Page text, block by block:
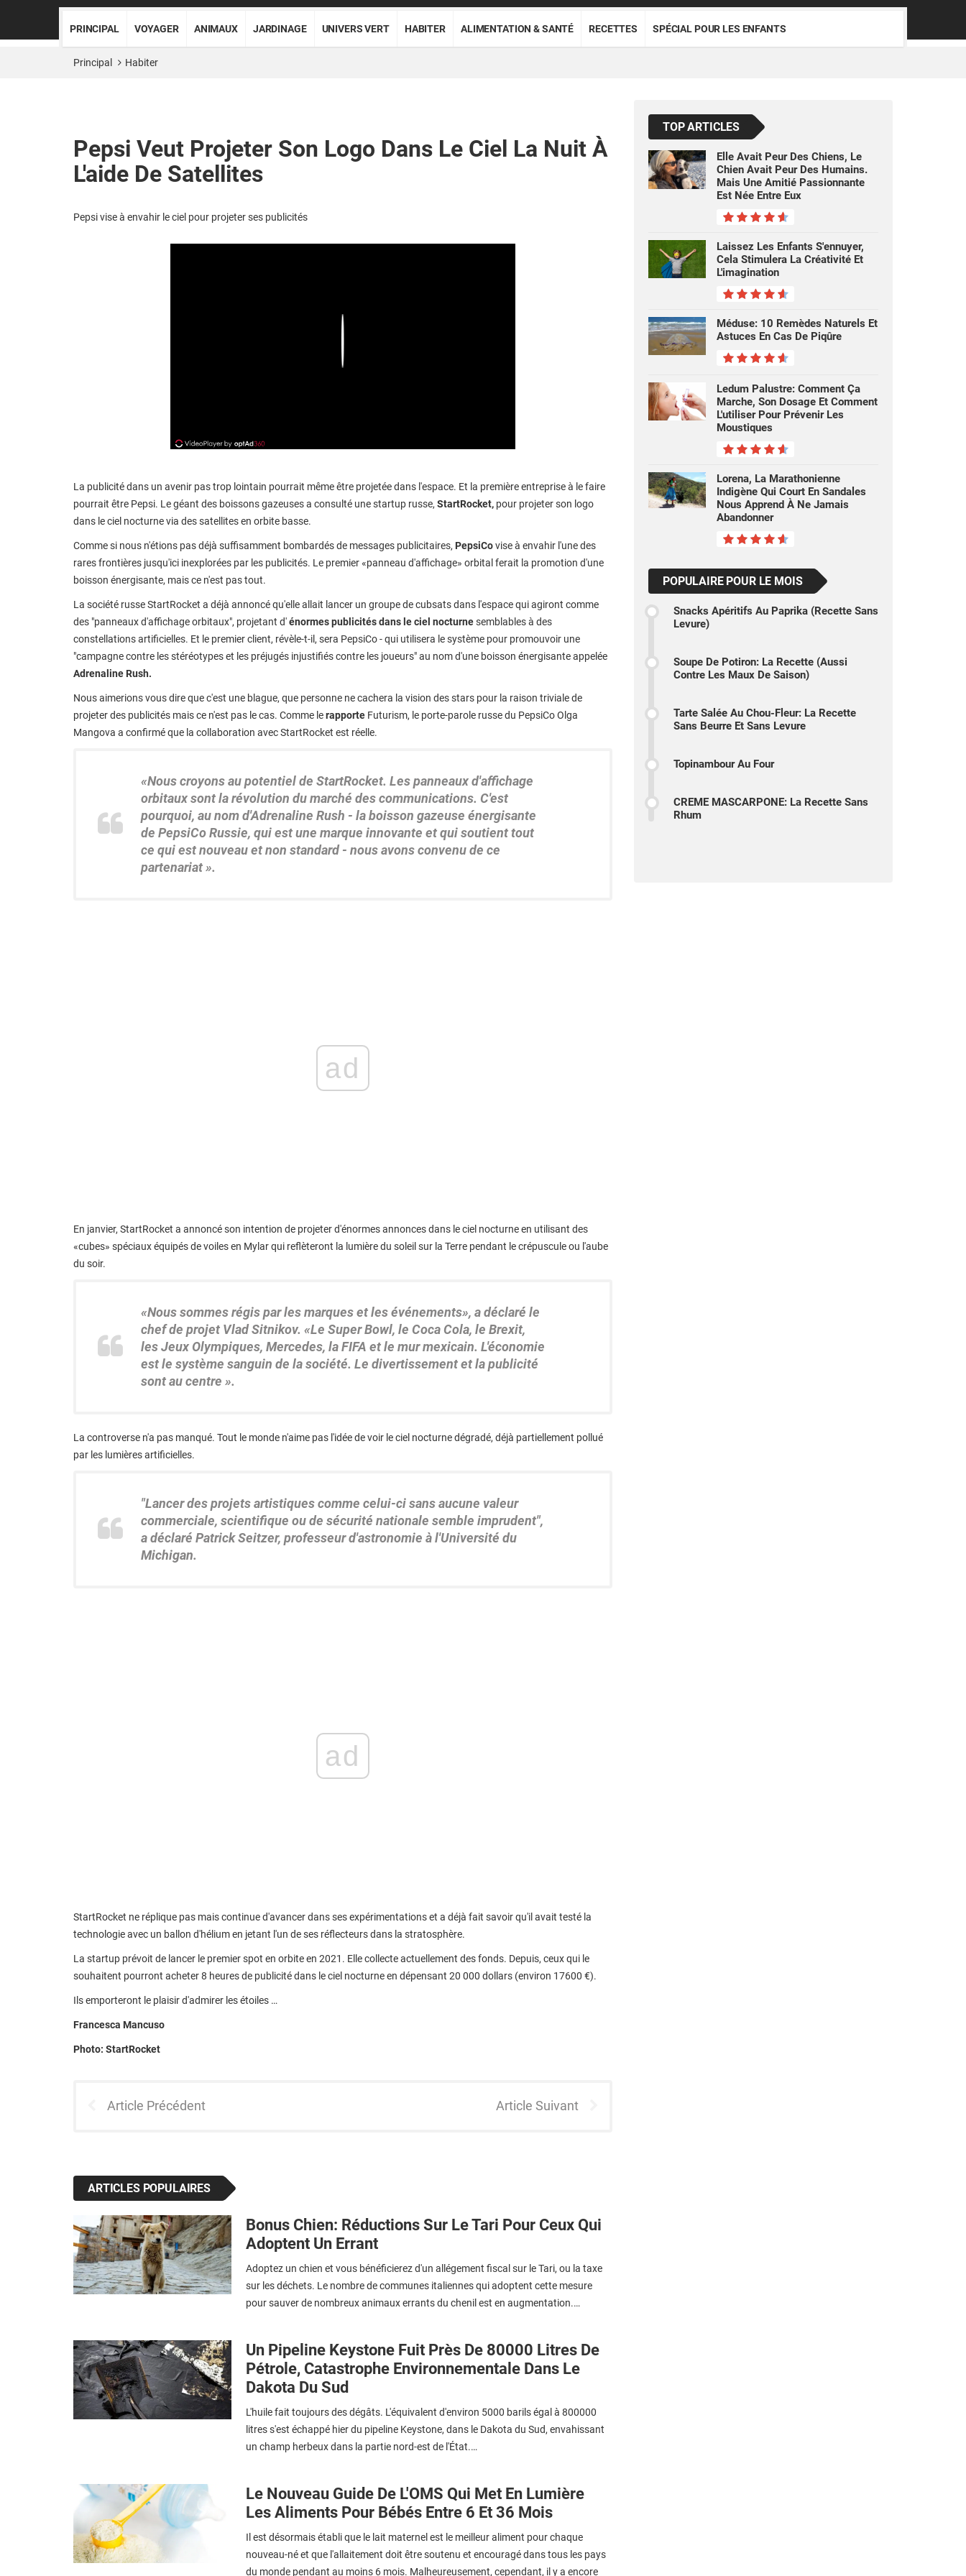
PRINCIPAL VOYAGER ANIMAUX JARDINAGE UNIVERS VERT HABITER ALIMENTATION & SANTÉ RECETTES SPÉCIAL POUR LES ENFANTS
Principal Habiter
Pepsi Veut Projeter Son Logo Dans Le Ciel La Nuit À
L'aide De Satellites
Pepsi vise à envahir le ciel pour projeter ses publicités
La publicité dans un avenir pas trop lointain pourrait même être projetée dans l'espace. Et la première entreprise à le faire
pourrait être Pepsi. Le géant des boissons gazeuses a consulté une startup russe, StartRocket, pour projeter son logo
dans le ciel nocturne via des satellites en orbite basse.
Comme si nous n'étions pas déjà suffisamment bombardés de messages publicitaires, PepsiCovise à envahir l'une des
rares frontières jusqu'ici inexplorées par les publicités. Le premier «panneau d'affichage» orbital ferait la promotion d'une
boisson énergisante, mais ce n'est pas tout.
La société russe StartRocket a déjà annoncé qu'elle allait lancer un groupe de cubsats dans l'espace qui agiront comme
des "panneaux d'affichage orbitaux", projetant d'énormes publicités dans le ciel nocturnesemblables à des
constellations artificielles. Et le premier client, révèle-t-il, sera PepsiCo - qui utilisera le système pour promouvoir une
"campagne contre les stéréotypes et les préjugés injustifiés contre les joueurs" au nom d'une boisson énergisante appelée
Adrenaline Rush.
Nous aimerions vous dire que c'est une blague, que personne ne cachera la vision des stars pour la raison triviale de
projeter des publicités mais ce n'est pas le cas. Comme lerapporte Futurism, le porte-parole russe du PepsiCo Olga
Mangova a confirmé que la collaboration avec StartRocket est réelle.
«Nous croyons au potentiel de StartRocket. Les panneaux d'affichage
orbitaux sont la révolution du marché des communications. C'est
pourquoi, au nom d'Adrenaline Rush - la boisson gazeuse énergisante
de PepsiCo Russie, qui est une marque innovante et qui soutient tout
ce qui est nouveau et non standard - nous avons convenu de ce
partenariat ».
ad
En janvier, StartRocket a annoncé son intention de projeter d'énormes annonces dans le ciel nocturne en utilisant des
«cubes» spéciaux équipés de voiles en Mylar qui reflèteront la lumière du soleil sur la Terre pendant le crépuscule ou l'aube
du soir.
«Nous sommes régis par les marques et les événements», a déclaré le
chef de projet Vlad Sitnikov. «Le Super Bowl, le Coca Cola, le Brexit,
les Jeux Olympiques, Mercedes, la FIFA et le mur mexicain. L'économie
est le système sanguin de la société. Le divertissement et la publicité
sont au centre ».
La controverse n'a pas manqué. Tout le monde n'aime pas l'idée de voir le ciel nocturne dégradé, déjà partiellement pollué
par les lumières artificielles.
"Lancer des projets artistiques comme celui-ci sans aucune valeur
commerciale, scientifique ou de sécurité nationale semble imprudent",
a déclaré Patrick Seitzer, professeur d'astronomie à l'Université du
Michigan.
ad
StartRocket ne réplique pas mais continue d'avancer dans ses expérimentations et a déjà fait savoir qu'il avait testé la
technologie avec un ballon d'hélium en jetant l'un de ses réflecteurs dans la stratosphère.
La startup prévoit de lancer le premier spot en orbite en 2021. Elle collecte actuellement des fonds. Depuis, ceux qui le
souhaitent pourront acheter 8 heures de publicité dans le ciel nocturne en dépensant 20 000 dollars (environ 17600 €).
Ils emporteront le plaisir d'admirer les étoiles …
Francesca Mancuso
Photo: StartRocket
Article Précédent Article Suivant
ARTICLES POPULAIRES
Bonus Chien: Réductions Sur Le Tari Pour Ceux Qui
Adoptent Un Errant
Adoptez un chien et vous bénéficierez d'un allégement fiscal sur le Tari, ou la taxe
sur les déchets. Le nombre de communes italiennes qui adoptent cette mesure
pour sauver de nombreux animaux errants du chenil est en augmentation.…
Un Pipeline Keystone Fuit Près De 80000 Litres De
Pétrole, Catastrophe Environnementale Dans Le
Dakota Du Sud
L'huile fait toujours des dégâts. L'équivalent d'environ 5000 barils égal à 800000
litres s'est échappé hier du pipeline Keystone, dans le Dakota du Sud, envahissant
un champ herbeux dans la partie nord-est de l'État.…
Le Nouveau Guide De L'OMS Qui Met En Lumière
Les Aliments Pour Bébés Entre 6 Et 36 Mois
Il est désormais établi que le lait maternel est le meilleur aliment pour chaque
nouveau-né et que l'allaitement doit être soutenu et encouragé dans tous les pays
du monde pendant au moins 6 mois. Malheureusement, cependant, il y a encore
TOP ARTICLES
Elle Avait Peur Des Chiens, Le
Chien Avait Peur Des Humains.
Mais Une Amitié Passionnante
Est Née Entre Eux
Laissez Les Enfants S'ennuyer,
Cela Stimulera La Créativité Et
L'imagination
Méduse: 10 Remèdes Naturels Et
Astuces En Cas De Piqûre
Ledum Palustre: Comment Ça
Marche, Son Dosage Et Comment
L'utiliser Pour Prévenir Les
Moustiques
Lorena, La Marathonienne
Indigène Qui Court En Sandales
Nous Apprend À Ne Jamais
Abandonner
POPULAIRE POUR LE MOIS
Snacks Apéritifs Au Paprika (recette Sans
Levure)
Soupe De Potiron: La Recette (aussi
Contre Les Maux De Saison)
Tarte Salée Au Chou-Fleur: La Recette
Sans Beurre Et Sans Levure
Topinambour Au Four
CREME MASCARPONE: La Recette Sans
Rhum